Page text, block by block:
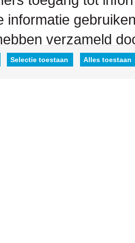
informatie
verzameld
Selectie toestaan Alles toestaan